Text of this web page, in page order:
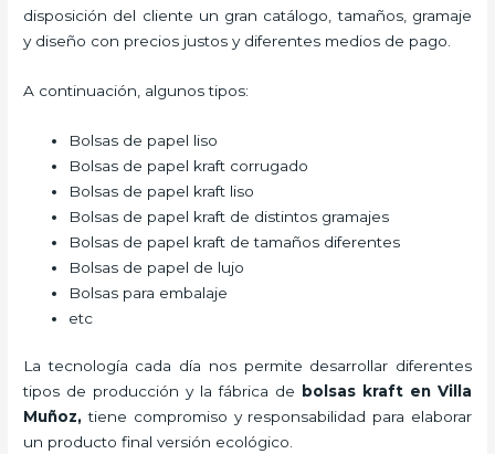
disposición del cliente un gran catálogo, tamaños, gramaje
y diseño con precios justos y diferentes medios de pago.
A continuación, algunos tipos:
Bolsas de papel liso
Bolsas de papel kraft corrugado
Bolsas de papel kraft liso
Bolsas de papel kraft de distintos gramajes
Bolsas de papel kraft de tamaños diferentes
Bolsas de papel de lujo
Bolsas para embalaje
etc
La tecnología cada día nos permite desarrollar diferentes
tipos de producción y la fábrica de
bolsas kraft en Villa
Muñoz, tiene compromiso y responsabilidad para elaborar
un producto final versión ecológico.